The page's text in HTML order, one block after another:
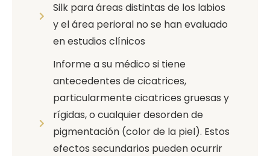
Silk para áreas distintas de los labios
y el área perioral no se han evaluado
en estudios clínicos
Informe a su médico si tiene
antecedentes de cicatrices,
particularmente cicatrices gruesas y
rígidas, o cualquier desorden de
pigmentación (color de la piel). Estos
efectos secundarios pueden ocurrir